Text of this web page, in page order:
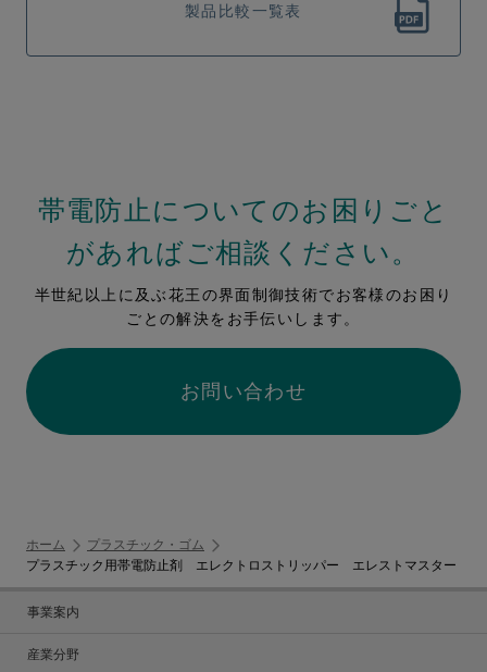
製品⽐較⼀覧表
帯電防止についてのお困りごと
があればご相談ください。
半世紀以上に及ぶ花王の界面制御技術でお客様のお困り
ごとの解決をお手伝いします。
お問い合わせ
ホーム
プラスチック・ゴム
プラスチック用帯電防止剤 エレクトロストリッパー エレストマスター
事業案内
産業分野